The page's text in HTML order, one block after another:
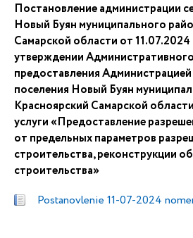
Постановление администрации
Новый Буян муниципального
Самарской области от
утверждении
предоставления Администрацией
поселения Новый Буян
Красноярский Самарской
услуги «Предоставление
от предельных параметров
строительства, реконструкции
строительства»
Postanovlenie 11-07-2024